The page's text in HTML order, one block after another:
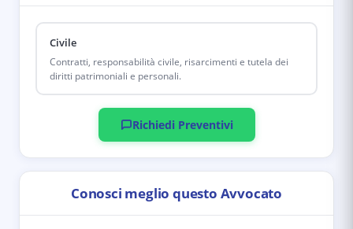
Civile
Contratti, responsabilità civile, risarcimenti e tutela dei
diritti patrimoniali e personali.
Richiedi Preventivi
Conosci meglio questo Avvocato